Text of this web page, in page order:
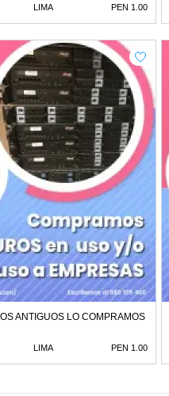
LIMA PEN 1.00
ANTIGUOS LO COMPRAMOS
LIMA PEN 1.00